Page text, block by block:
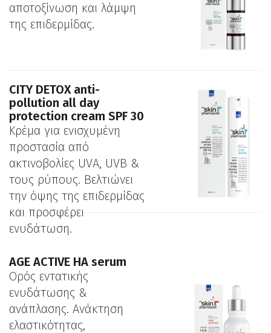
αποτοξίνωση και λάμψη
της επιδερμίδας.
CITY DETOX anti-
pollution all day
protection cream SPF 30
Κρέμα για ενισχυμένη
προστασία από
ακτινοβολίες UVA, UVB &
τους ρύπους. Βελτιώνει
την όψης της επιδερμίδας
και προσφέρει
ενυδάτωση.
ΑGE ACTIVE HA serum
Ορός εντατικής
ενυδάτωσης &
ανάπλασης. Aνάκτηση
ελαστικότητας,